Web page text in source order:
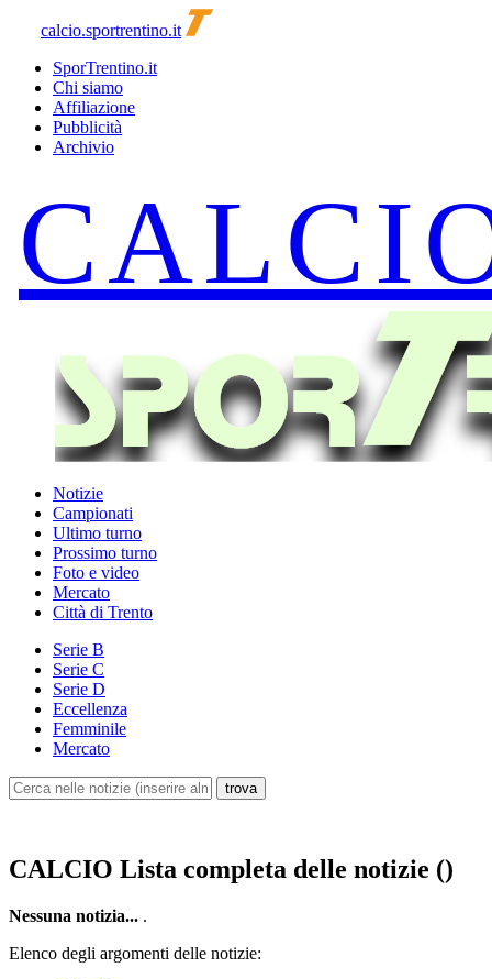
calcio.sportrentino.it
SporTrentino.it
Chi siamo
Affiliazione
Pubblicità
Archivio
Notizie
Campionati
Ultimo turno
Prossimo turno
Foto e video
Mercato
Città di Trento
Serie B
Serie C
Serie D
Eccellenza
Femminile
Mercato
CALCIO Lista completa delle notizie ()
Nessuna notizia... .
Elenco degli argomenti delle notizie: